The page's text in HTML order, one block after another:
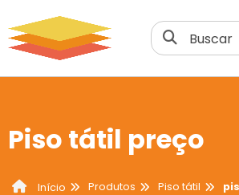
Buscar
Piso tátil preço
Início Produtos Piso tátil